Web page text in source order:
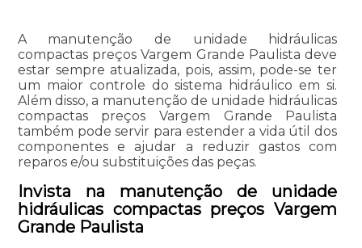
A manutenção de unidade hidráulicas
compactas preços Vargem Grande Paulista deve
estar sempre atualizada, pois, assim, pode-se ter
um maior controle do sistema hidráulico em si.
Além disso, a manutenção de unidade hidráulicas
compactas preços Vargem Grande Paulista
também pode servir para estender a vida útil dos
componentes e ajudar a reduzir gastos com
reparos e/ou substituições das peças.
Invista na manutenção de unidade
hidráulicas compactas preços Vargem
Grande Paulista